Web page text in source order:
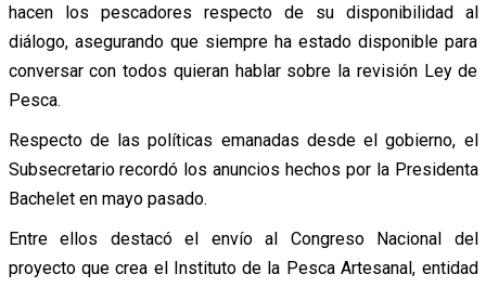
hacen los pescadores respecto de su disponibilidad al
diálogo, asegurando que siempre ha estado disponible para
conversar con todos quieran hablar sobre la revisión Ley de
Pesca.
Respecto de las políticas emanadas desde el gobierno, el
Subsecretario recordó los anuncios hechos por la Presidenta
Bachelet en mayo pasado.
Entre ellos destacó el envío al Congreso Nacional del
proyecto que crea el Instituto de la Pesca Artesanal, entidad